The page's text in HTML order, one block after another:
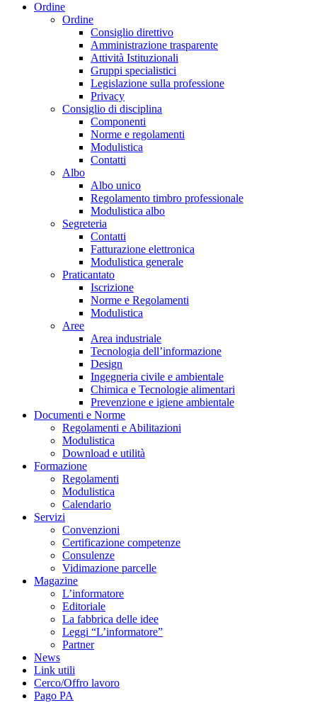
Ordine
Ordine
Consiglio direttivo
Amministrazione trasparente
Attività Istituzionali
Gruppi specialistici
Legislazione sulla professione
Privacy
Consiglio di disciplina
Componenti
Norme e regolamenti
Modulistica
Contatti
Albo
Albo unico
Regolamento timbro professionale
Modulistica albo
Segreteria
Contatti
Fatturazione elettronica
Modulistica generale
Praticantato
Iscrizione
Norme e Regolamenti
Modulistica
Aree
Area industriale
Tecnologia dell’informazione
Design
Ingegneria civile e ambientale
Chimica e Tecnologie alimentari
Prevenzione e igiene ambientale
Documenti e Norme
Regolamenti e Abilitazioni
Modulistica
Download e utilità
Formazione
Regolamenti
Modulistica
Calendario
Servizi
Convenzioni
Certificazione competenze
Consulenze
Vidimazione parcelle
Magazine
L’informatore
Editoriale
La fabbrica delle idee
Leggi “L’informatore”
Partner
News
Link utili
Cerco/Offro lavoro
Pago PA